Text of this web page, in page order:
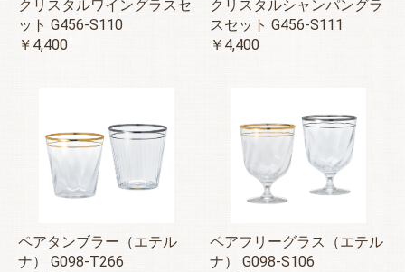
クリスタルワイングラスセ
ット G456-S110
￥4,400
クリスタルシャンパングラ
スセット G456-S111
￥4,400
ペアタンブラー（エテル
ナ） G098-T266
ペアフリーグラス（エテル
ナ） G098-S106